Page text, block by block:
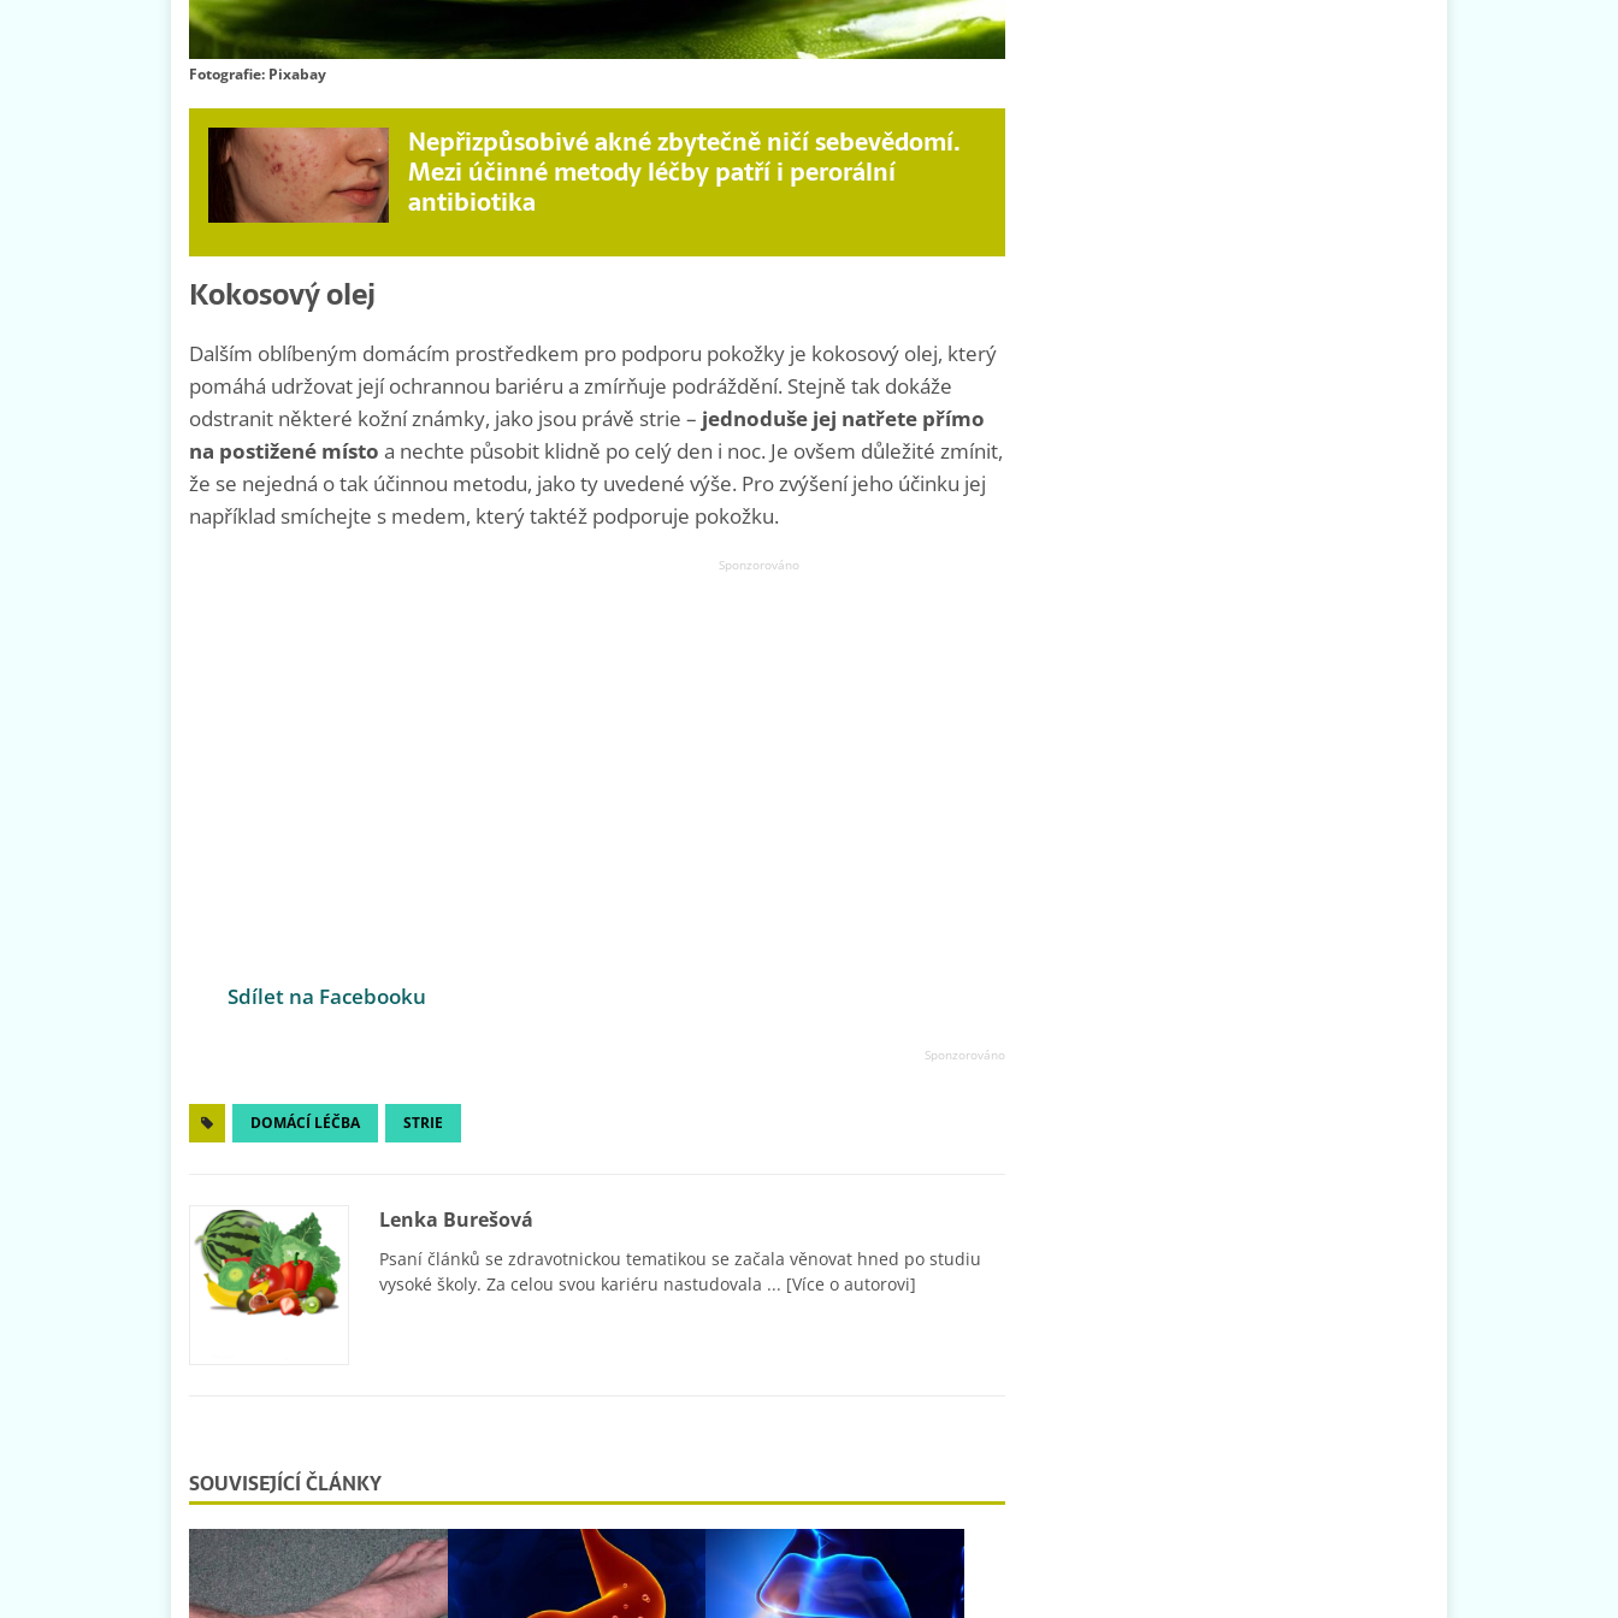
Fotografie: Pixabay
Nepřizpůsobivé akné zbytečně ničí sebevědomí.
Mezi účinné metody léčby patří i perorální
antibiotika
Kokosový olej
Dalším oblíbeným domácím prostředkem pro podporu pokožky je kokosový olej, který
pomáhá udržovat její ochrannou bariéru a zmírňuje podráždění. Stejně tak dokáže
odstranit některé kožní známky, jako jsou právě strie – jednoduše jej natřete přímo
na postižené místo a nechte působit klidně po celý den i noc. Je ovšem důležité zmínit,
že se nejedná o tak účinnou metodu, jako ty uvedené výše. Pro zvýšení jeho účinku jej
například smíchejte s medem, který taktéž podporuje pokožku.
Sdílet na Facebooku
DOMÁCÍ LÉČBA STRIE
Lenka Burešová
Psaní článků se zdravotnickou tematikou se začala věnovat hned po studiu
vysoké školy. Za celou svou kariéru nastudovala ... [Více o autorovi]
SOUVISEJÍCÍ ČLÁNKY